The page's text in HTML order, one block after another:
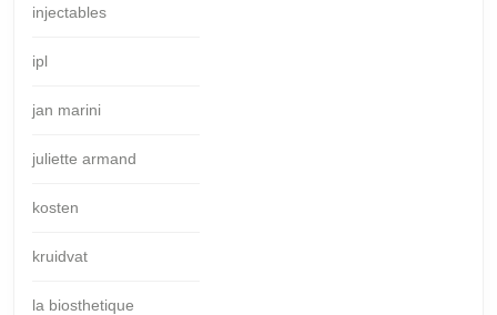
injectables
ipl
jan marini
juliette armand
kosten
kruidvat
la biosthetique